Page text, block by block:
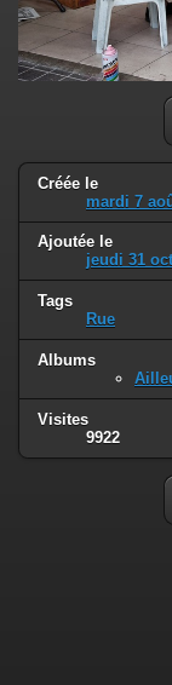
Créée le
mardi 7
Ajoutée le
jeudi 31
Tags
Rue
Albums
Visites
9922